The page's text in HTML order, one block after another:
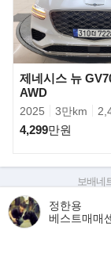
- 타이어 4짝 올 A
- 앞좌석 통풍 전좌
- 최고급 루마썬팅
- 이력 전혀없는 순
- 메리츠화재 보증
- 신차급 내&외관
- 출고가 3263만원
- 풍부한 선택 옵션
- 쉐보레 미니 SUV
- 최상급 내&외관
- 부족함없는 풍부
제네시스 뉴
AWD
2025 3만km
4,299만원
정한용
베스트매매
보배네
판매자가 직접
차량 구매 시
차